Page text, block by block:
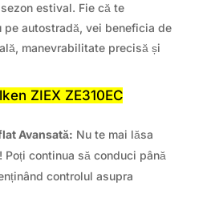
estival. Fie că te
pe autostradă, vei beneficia de
manevrabilitate precisă și
ZIEX ZE310EC
Avansată: Nu te mai lăsa
Poți continua să conduci până
controlul asupra